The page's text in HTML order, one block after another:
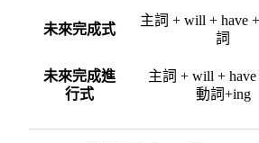
未來完成式
主詞 + will + have
詞
未來完成進
行式
主詞 + will + have
動詞+ing